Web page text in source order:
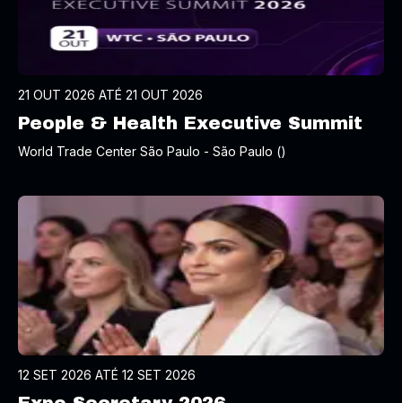
21 OUT 2026 ATÉ 21 OUT 2026
People & Health Executive Summit
World Trade Center São Paulo - São Paulo ()
12 SET 2026 ATÉ 12 SET 2026